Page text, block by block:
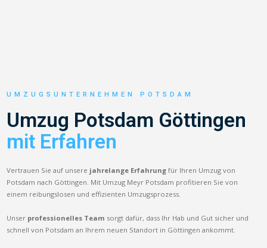
UMZUGSUNTERNEHMEN POTSDAM
Umzug Potsdam Göttingen
mit Erfahren
Vertrauen Sie auf unsere jahrelange Erfahrung für Ihren Umzug von
Potsdam nach Göttingen. Mit Umzug Meyr Potsdam profitieren Sie von
einem reibungslosen und effizienten Umzugsprozess.
Unser professionelles Team sorgt dafür, dass Ihr Hab und Gut sicher und
schnell von Potsdam an Ihrem neuen Standort in Göttingen ankommt.